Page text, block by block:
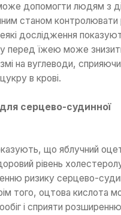
допомогти людям з
станом контролювати
дослідження
перед їжею може
на вуглеводи, сприяючи
в крові.
серцево-судинної
що яблучний
рівень
ризику серцево-
того, оцтова кислота
і сприяти